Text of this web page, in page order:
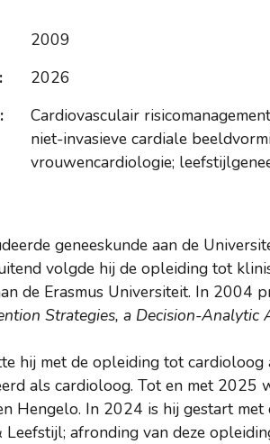
2009
2026
Cardiovasculair
niet-invasieve cardiale
vrouwencardiologie;
geneeskunde aan de
volgde hij de opleiding tot
de Erasmus Universiteit. In 2004
Strategies, a Decision-Analytic
hij met de opleiding tot cardioloog
als cardioloog. Tot en met 2025
Hengelo. In 2024 is hij gestart
Leefstijl; afronding van deze